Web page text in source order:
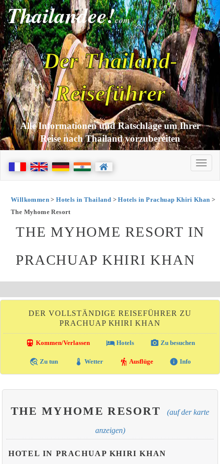
Thailandee!com
Der Thailand-
Reiseführer
Alle Informationen und Ratschläge um Ihrer
Reise nach Thailand vorzubereiten
Willkommen>Hotels in Thailand >Hotels in Prachuap Khiri Khan >
The Myhome Resort
THE MYHOME RESORT IN
PRACHUAP KHIRI KHAN
DER VOLLSTÄNDIGE REISEFÜHRER ZU
PRACHUAP KHIRI KHAN
directions_transit Kommen/Verlassen local_hotelHotels photo_camera Zu besuchen
travel_explore Zu tun thermostat Wetter hiking Ausflüge info Info
THE MYHOME RESORT (auf der karte
anzeigen)
HOTEL IN PRACHUAP KHIRI KHAN